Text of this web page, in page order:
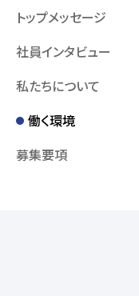
トップメッセージ
社員インタビュー
私たちについて
働く環境
募集要項